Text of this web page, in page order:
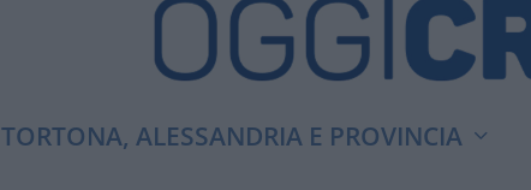
TORTONA, ALESSANDRIA E PROVINCIA